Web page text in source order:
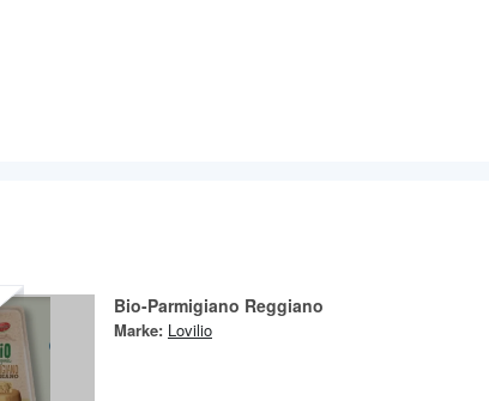
Bio-Parmigiano Reggiano
Marke: Lovilio